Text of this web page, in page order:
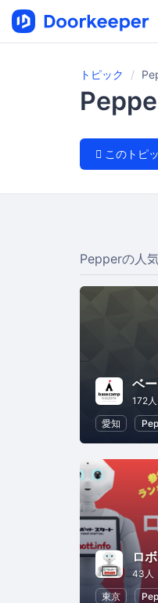
トピック
このトピ
Pepperの人
ベ
172人
愛知
ロ
43人
東京